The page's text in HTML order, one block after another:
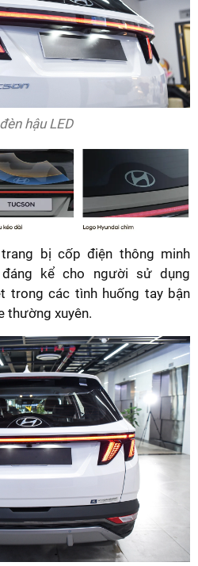
hậu LED
bị cốp điện thông minh
kể cho người sử dụng
trong các tình huống tay bận
thường xuyên.